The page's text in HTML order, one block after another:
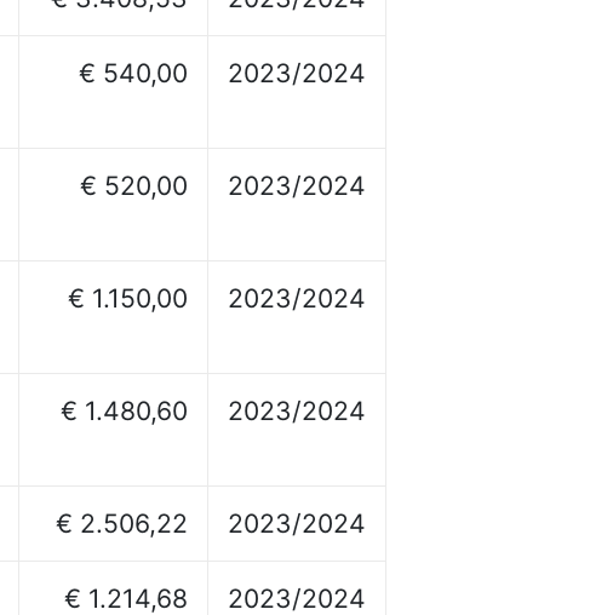
€ 540,00 2023/2024
€ 520,00 2023/2024
€ 1.150,00 2023/2024
€ 1.480,60 2023/2024
€ 2.506,22 2023/2024
€ 1.214,68 2023/2024